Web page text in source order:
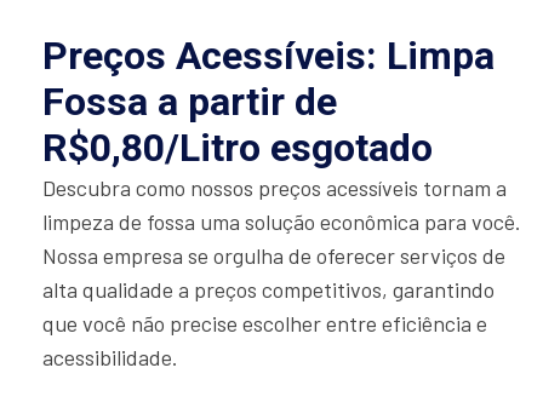
Preços Acessíveis: Limpa
Fossa a partir de
R$0,80/Litro esgotado
Descubra como nossos preços acessíveis tornam a
limpeza de fossa uma solução econômica para você.
Nossa empresa se orgulha de oferecer serviços de
alta qualidade a preços competitivos, garantindo
que você não precise escolher entre eficiência e
acessibilidade.